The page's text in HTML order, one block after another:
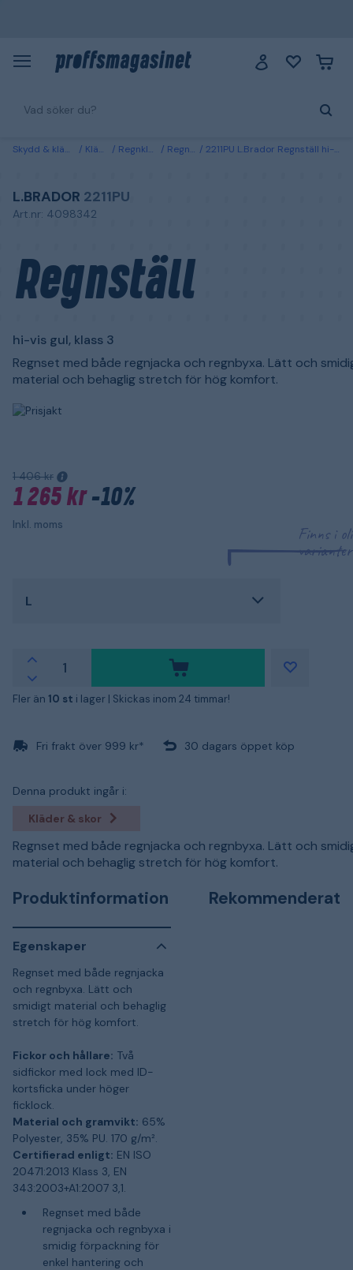
Skydd & kläder Kläder Regnkläder Regnställ 2211PU L.Brador Regnställ hi-vis gul, klass 3 L
L.BRADOR 2211PU
Art.nr: 4098342
Regnställ
hi-vis gul, klass 3
Regnset med både regnjacka och regnbyxa. Lätt och
material och behaglig stretch för hög komfort.
1 406 kr
1 265 kr-10%
Inkl. moms
Finns i
varianter
L
Fler än 10 st i lager | Skickas inom 24 timmar!
Fri frakt över 999 kr* 30 dagars öppet köp
Denna produkt ingår i:
Kläder & skor
Regnset med både regnjacka och regnbyxa. Lätt och
material och behaglig stretch för hög komfort.
Produktinformation
Egenskaper
Regnset med både regnjacka
och regnbyxa. Lätt och
smidigt material och behaglig
stretch för hög komfort.
Fickor och hållare: Två
sidfickor med lock med ID-
kortsficka under höger
ficklock.
Material och gramvikt: 65%
Polyester, 35% PU. 170 g/m².
Certifierad enligt: EN ISO
20471:2013 Klass 3, EN
343:2003+A1:2007 3,1.
Regnset med både
regnjacka och regnbyxa i
smidig förpackning för
enkel hantering och
Rekommenderat